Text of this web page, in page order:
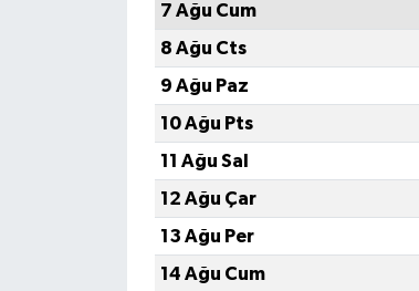
7 Ağu Cum
8 Ağu Cts
9 Ağu Paz
10 Ağu Pts
11 Ağu Sal
12 Ağu Çar
13 Ağu Per
14 Ağu Cum